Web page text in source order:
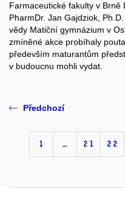
Farmaceutické fakulty v
PharmDr. Jan Gajdziok,
vědy Matiční gymnázium v
zmíněné akce probíhaly
především maturantům
v budoucnu mohli vydat.
Předchozí
1 … 21 22